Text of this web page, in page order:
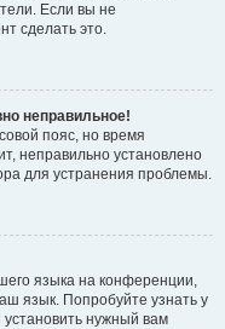
Если вы не
сделать это.
неправильное!
пояс, но время
неправильно установлено
для устранения проблемы.
языка на конференции,
язык. Попробуйте узнать у
нужный вам